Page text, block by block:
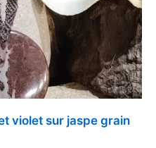
violet sur jaspe grain